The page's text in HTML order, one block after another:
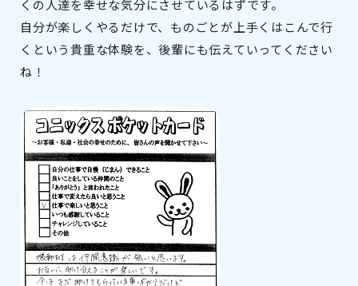
くの人達を幸せな気分にさせているはずです。
自分が楽しくやるだけで、ものごとが上手くはこんで行
くという貴重な体験を、後輩にも伝えていってください
ね！